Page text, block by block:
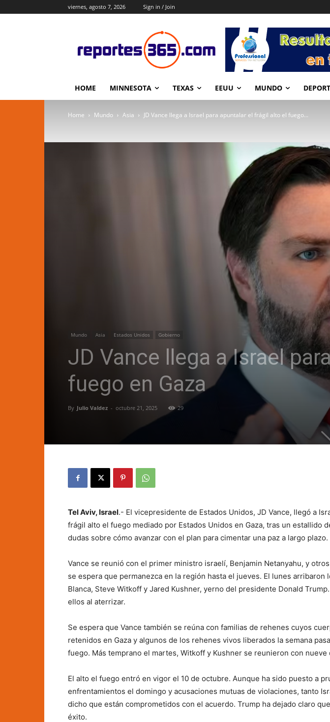
viernes, agosto 7, 2026 Sign in / Join
HOME MINNESOTA TEXAS EEUU MUNDO
Home Mundo Asia JD Vance llega a Israel para apuntalar el frágil alto el fuego...
Mundo Asia Estados Unidos Gobierno
JD Vance llega a Israel
fuego en Gaza
By Julio Valdez - octubre 21, 2025 29
Tel Aviv, Israel.- El vicepresidente de Estados Unidos, JD Vance, llegó a
frágil alto el fuego mediado por Estados Unidos en Gaza, tras un estallido
dudas sobre cómo avanzar con el plan para cimentar una paz a largo plazo.
Vance se reunió con el primer ministro israelí, Benjamin Netanyahu, y
se espera que permanezca en la región hasta el jueves. El lunes arribaron
Blanca, Steve Witkoff y Jared Kushner, yerno del presidente Donald
ellos al aterrizar.
Se espera que Vance también se reúna con familias de rehenes cuyos
retenidos en Gaza y algunos de los rehenes vivos liberados la semana
fuego. Más temprano el martes, Witkoff y Kushner se reunieron con nueve
El alto el fuego entró en vigor el 10 de octubre. Aunque ha sido puesto a
enfrentamientos el domingo y acusaciones mutuas de violaciones, tanto
dicho que están comprometidos con el acuerdo. Trump ha dejado claro
éxito.